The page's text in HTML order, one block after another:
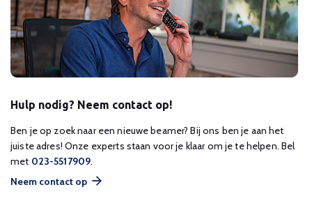
Hulp nodig? Neem contact op!
Ben je op zoek naar een nieuwe beamer? Bij ons ben je aan het
juiste adres! Onze experts staan voor je klaar om je te helpen. Bel
met 023-5517909.
Neem contact op